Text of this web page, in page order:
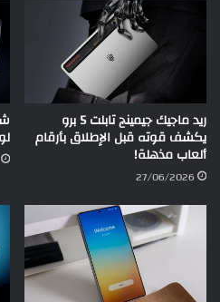
ريد ماجيك جيمينج تابلت 5 برو
يكشف قوته قبل الإطلاق بأرقام
ألعاب مذهلة!
27/06/2026